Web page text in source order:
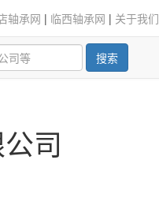
轴承网 | 临西轴承网 | 关于我们
搜索
司